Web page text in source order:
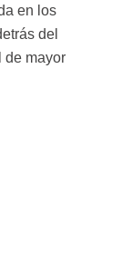
en los
del
de mayor